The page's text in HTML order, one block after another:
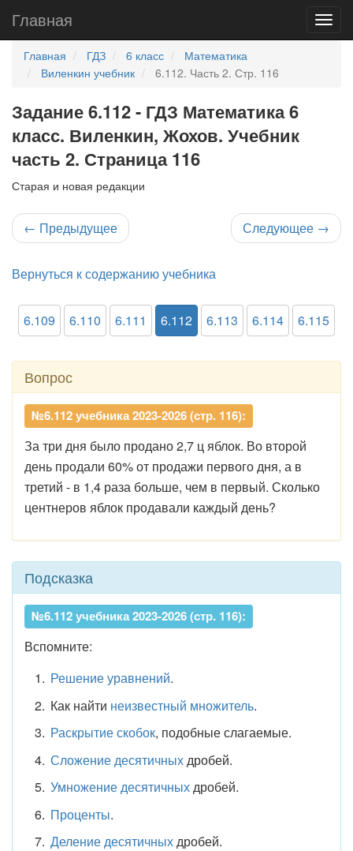
Главная
Главная ГДЗ 6 класс
Математика
Виленкин учебник
6.112. Часть 2. Стр. 116
Задание 6.112 - ГДЗ Математика 6
класс. Виленкин, Жохов. Учебник
часть 2. Страница 116
Старая и новая редакции
← Предыдущее Следующее →
Вернуться к содержанию учебника
6.109 6.110 6.111 6.112 6.113 6.114 6.115
Вопрос
№6.112 учебника 2023-2026 (стр. 116):
За три дня было продано 2,7 ц яблок. Во второй
день продали 60% от продажи первого дня, а в
третий - в 1,4 раза больше, чем в первый. Сколько
центнеров яблок продавали каждый день?
Подсказка
№6.112 учебника 2023-2026 (стр. 116):
Вспомните:
Решение уравнений.
Как найти неизвестный множитель.
Раскрытие скобок, подобные слагаемые.
Сложение десятичныхдробей.
Умножение десятичныхдробей.
Проценты.
Деление десятичныхдробей.